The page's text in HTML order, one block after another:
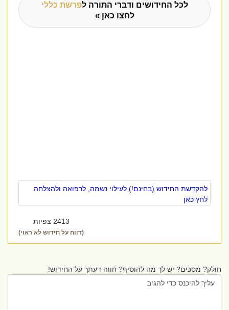
לכל החידושים ודברי התורה לפרשת כללי
לחצו כאן »
להקדשת החידוש (בחינם!) לעילוי נשמה, לרפואה ולהצלחה
לחץ כאן
2413 צפיות
(דווח על חידוש לא ראוי)
חולק? מסכים? יש לך מה להוסיף? חווה דעתך על החידוש!